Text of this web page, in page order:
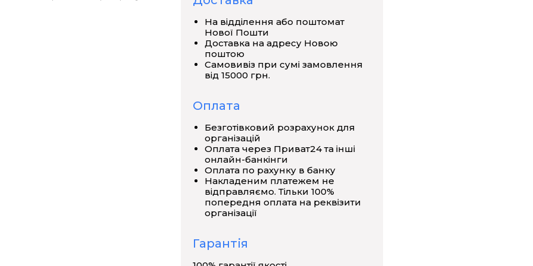
де Граафом в 1929 році і
На відділення або поштомат
Нової Пошти
Доставка на адресу Новою
поштою
Самовивіз при сумі замовлення
від 15000 грн.
Оплата
Безготівковий розрахунок для
організацій
Оплата через Приват24 та інші
онлайн-банкінги
Оплата по рахунку в банку
Накладеним платежем не
відправляємо. Тільки 100%
попередня оплата на реквізити
організації
Гарантія